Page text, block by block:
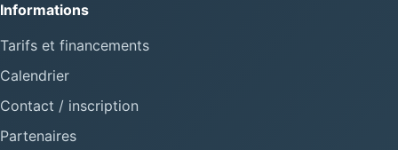
Informations
Tarifs et financements
Calendrier
Contact / inscription
Partenaires